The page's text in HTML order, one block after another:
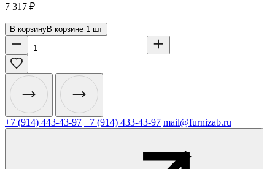
7 317 ₽
В корзинуВ корзине 1 шт
+7 (914) 443-43-97 +7 (914) 433-43-97 mail@furnizab.ru